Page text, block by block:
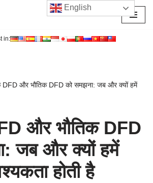
in:
DFD और भौतिक DFD को समझना: जब और क्यों हमें
और भौतिक DFD
जब और क्यों हमें
होती है
English